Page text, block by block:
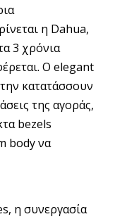
η Dahua,
3 χρόνια
Ο elegant
κατατάσσουν
της αγοράς,
bezels
body να
η συνεργασία